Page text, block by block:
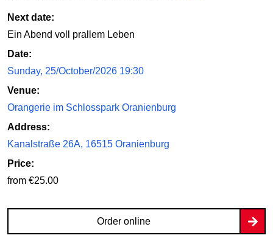
Next date:
Ein Abend voll prallem Leben
Date:
Sunday, 25/October/2026 19:30
Venue:
Orangerie im Schlosspark Oranienburg
Address:
Kanalstraße 26A, 16515 Oranienburg
Price:
from €25.00
Order online